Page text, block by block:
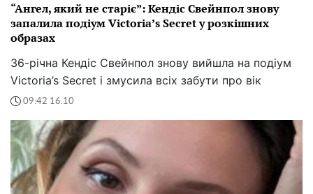
“Ангел, який не старіє”: Кендіс Свейнпол знову
запалила подіум Victoria’s Secret у розкішних
образах
36-річна Кендіс Свейнпол знову вийшла на подіум
Victoria’s Secret і змусила всіх забути про вік
09:42 16.10